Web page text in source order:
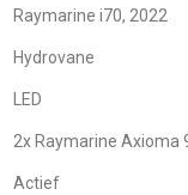
Raymarine i70, 2022
Hydrovane
LED
2x Raymarine Axioma
Actief